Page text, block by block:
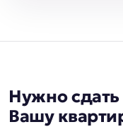
Нужно
Вашу